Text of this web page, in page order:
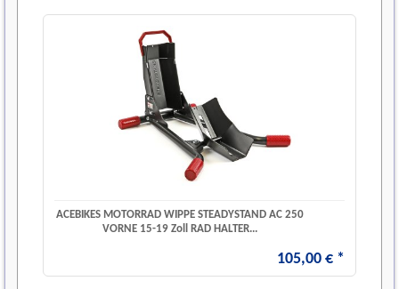
ACEBIKES MOTORRAD WIPPE STEADYSTAND AC 250
VORNE 15-19 Zoll RAD HALTER...
105,00 € *